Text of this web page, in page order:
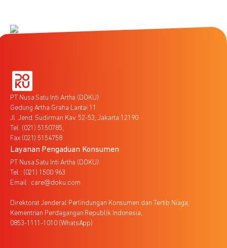
PT Nusa Satu Inti Artha (DOKU)
Gedung Artha Graha Lantai 11
Jl. Jend. Sudirman Kav. 52-53, Jakarta 12190
Tel. (021) 5150785,
Fax (021) 5154758
Layanan Pengaduan Konsumen
PT Nusa Satu Inti Artha (DOKU)
Tel : (021) 1500 963
Email : care@doku.com
Direktorat Jenderal Perlindungan Konsumen dan Tertib Niaga,
Kementrian Perdagangan Republik Indonesia,
0853-1111-1010 (WhatsApp)